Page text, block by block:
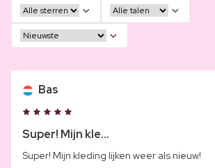
Bas
Super! Mijn kle...
Super! Mijn kleding lijken weer als nieuw!